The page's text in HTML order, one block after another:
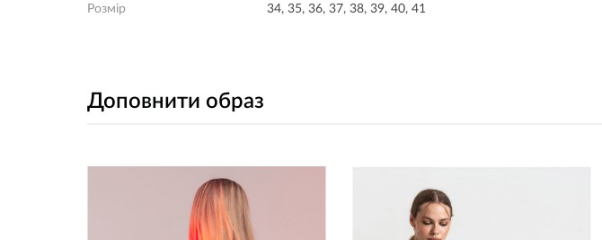
Розмір
34, 35, 36, 37, 38, 39, 40, 41
Доповнити образ